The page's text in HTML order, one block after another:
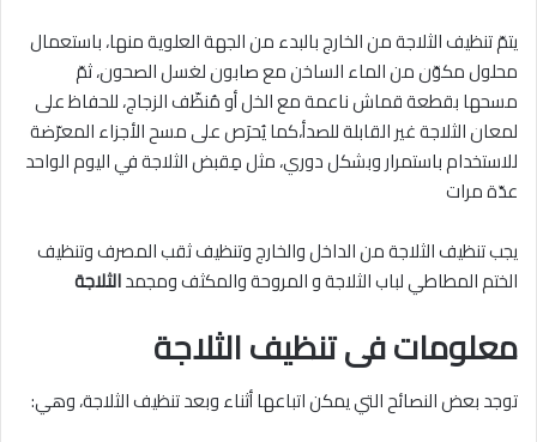
يتمّ تنظيف الثلاجة من الخارج بالبدء من الجهة العلوية منها، باستعمال
محلول مكوّن من الماء الساخن مع صابون لغسل الصحون، ثمّ
مسحها بقطعة قماش ناعمة مع الخل أو مُنظّف الزجاج، للحفاظ على
لمعان الثلاجة غير القابلة للصدأ،كما يُحرَص على مسح الأجزاء المعرّضة
للاستخدام باستمرار وبشكل دوري، مثل مِقبض الثلاجة في اليوم الواحد
عدّة مرات
يجب تنظيف الثلاجة من الداخل والخارج وتنظيف ثقب المصرف وتنظيف
الختم المطاطي لباب الثلاجة و المروحة والمكثف ومجمدالثلاجة
معلومات فى تنظيف الثلاجة
توجد بعض النصائح التي يمكن اتباعها أثناء وبعد تنظيف الثلاجة، وهي: